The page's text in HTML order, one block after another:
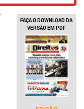
FAÇA O DOWNLOAD DA
VERSÃO EM PDF